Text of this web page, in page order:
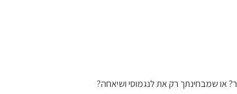
או שמבחינתך רק את לנגמוסי ושיאחה?